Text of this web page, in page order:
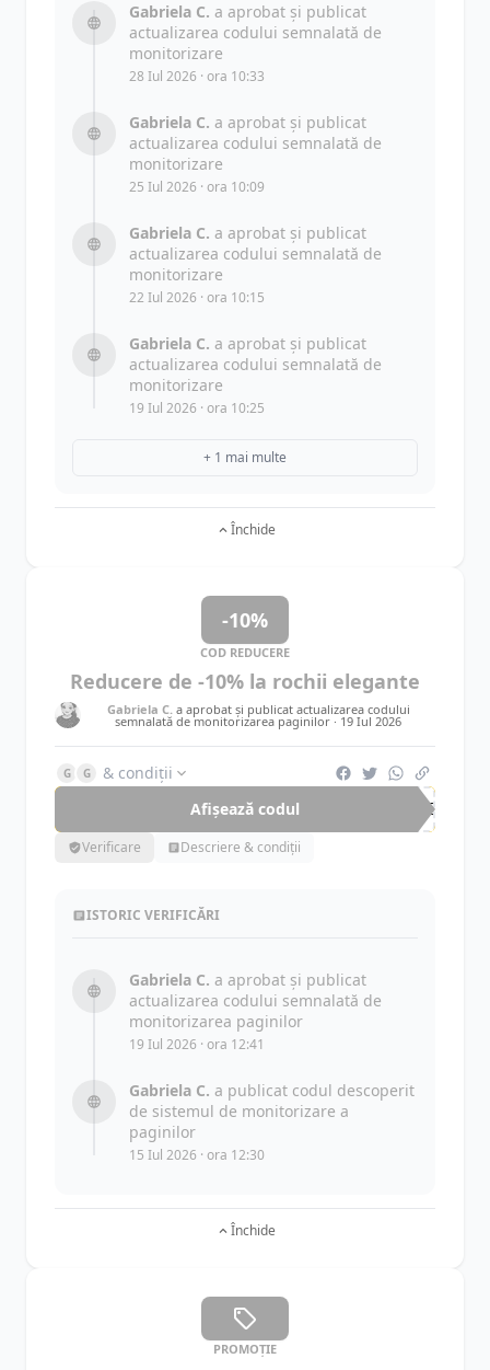
Gabriela C. a aprobat și publicat
actualizarea codului semnalată de
monitorizare
28 Iul 2026 · ora 10:33
Gabriela C. a aprobat și publicat
actualizarea codului semnalată de
monitorizare
25 Iul 2026 · ora 10:09
Gabriela C. a aprobat și publicat
actualizarea codului semnalată de
monitorizare
22 Iul 2026 · ora 10:15
Gabriela C. a aprobat și publicat
actualizarea codului semnalată de
monitorizare
19 Iul 2026 · ora 10:25
+ 1 mai multe
Închide
-10%
COD REDUCERE
Reducere de -10% la rochii elegante
Gabriela C.a aprobat și publicat actualizarea codului
semnalată de monitorizarea paginilor · 19 Iul 2026
G G
& condiții
Afișează codul
DRE
Verificare Descriere & condiții
ISTORIC VERIFICĂRI
Gabriela C. a aprobat și publicat
actualizarea codului semnalată de
monitorizarea paginilor
19 Iul 2026 · ora 12:41
Gabriela C. a publicat codul descoperit
de sistemul de monitorizare a
paginilor
15 Iul 2026 · ora 12:30
Închide
PROMOȚIE